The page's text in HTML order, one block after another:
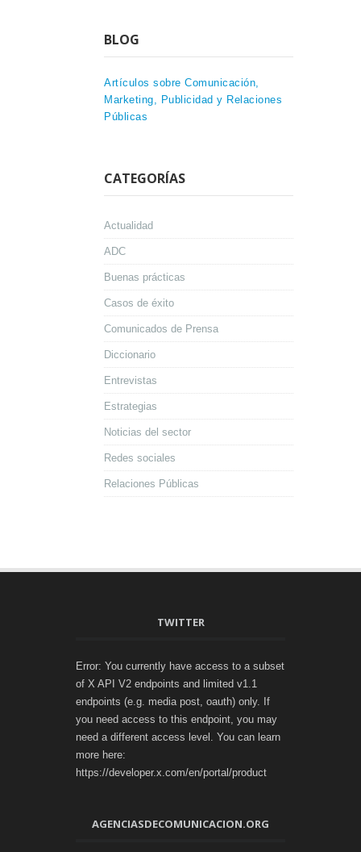
BLOG
Artículos sobre Comunicación,
Marketing, Publicidad y Relaciones
Públicas
CATEGORÍAS
Actualidad
ADC
Buenas prácticas
Casos de éxito
Comunicados de Prensa
Diccionario
Entrevistas
Estrategias
Noticias del sector
Redes sociales
Relaciones Públicas
TWITTER
Error: You currently have access to a subset
of X API V2 endpoints and limited v1.1
endpoints (e.g. media post, oauth) only. If
you need access to this endpoint, you may
need a different access level. You can learn
more here:
https://developer.x.com/en/portal/product
AGENCIASDECOMUNICACION.ORG